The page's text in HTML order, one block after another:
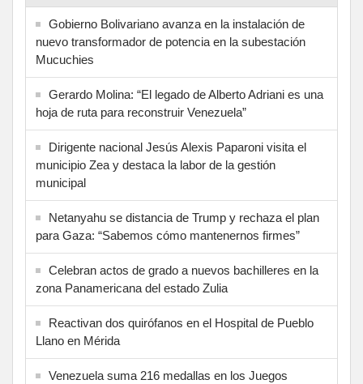
Gobierno Bolivariano avanza en la instalación de
nuevo transformador de potencia en la subestación
Mucuchies
Gerardo Molina: “El legado de Alberto Adriani es una
hoja de ruta para reconstruir Venezuela”
Dirigente nacional Jesús Alexis Paparoni visita el
municipio Zea y destaca la labor de la gestión
municipal
Netanyahu se distancia de Trump y rechaza el plan
para Gaza: “Sabemos cómo mantenernos firmes”
Celebran actos de grado a nuevos bachilleres en la
zona Panamericana del estado Zulia
Reactivan dos quirófanos en el Hospital de Pueblo
Llano en Mérida
Venezuela suma 216 medallas en los Juegos